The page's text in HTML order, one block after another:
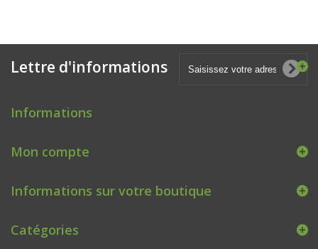
Lettre d'informations
Informations
Mon compte
Informations sur votre boutique
Catégories